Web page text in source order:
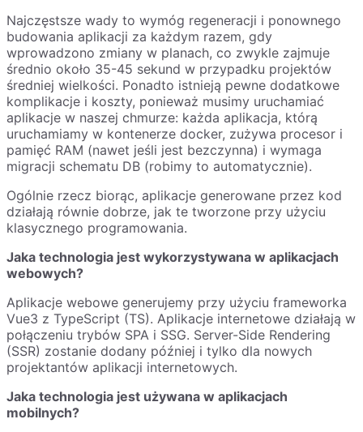
Najczęstsze wady to wymóg regeneracji i ponownego
budowania aplikacji za każdym razem, gdy
wprowadzono zmiany w planach, co zwykle zajmuje
średnio około 35-45 sekund w przypadku projektów
średniej wielkości. Ponadto istnieją pewne dodatkowe
komplikacje i koszty, ponieważ musimy uruchamiać
aplikacje w naszej chmurze: każda aplikacja, którą
uruchamiamy w kontenerze docker, zużywa procesor i
pamięć RAM (nawet jeśli jest bezczynna) i wymaga
migracji schematu DB (robimy to automatycznie).
Ogólnie rzecz biorąc, aplikacje generowane przez kod
działają równie dobrze, jak te tworzone przy użyciu
klasycznego programowania.
Jaka technologia jest wykorzystywana w aplikacjach
webowych?
Aplikacje webowe generujemy przy użyciu frameworka
Vue3 z TypeScript (TS). Aplikacje internetowe działają w
połączeniu trybów SPA i SSG. Server-Side Rendering
(SSR) zostanie dodany później i tylko dla nowych
projektantów aplikacji internetowych.
Jaka technologia jest używana w aplikacjach
mobilnych?